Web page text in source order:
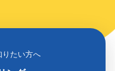
りたい方へ